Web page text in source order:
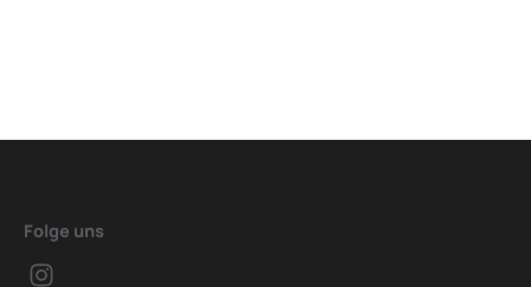
Folge uns